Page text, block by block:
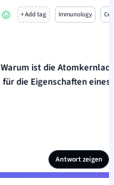
+ Add tag Immunology
Warum ist die
für die Eigenschaften eines
Antwort zeigen